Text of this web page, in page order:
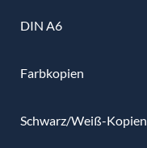
DIN A6
Farbkopien
Schwarz/Weiß-Kopien